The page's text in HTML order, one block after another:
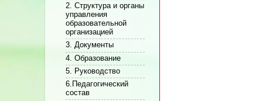
2. Структура и органы
управления
образовательной
организацией
3. Документы
4. Образование
5. Руководство
6.Педагогический
состав